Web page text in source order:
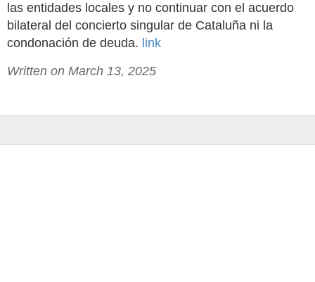
las entidades locales y no continuar con el acuerdo
bilateral del concierto singular de Cataluña ni la
condonación de deuda. link
Written on March 13, 2025